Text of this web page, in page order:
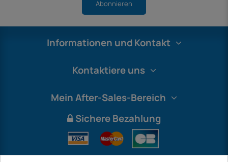
Abonnieren
Informationen und Kontakt
Kontaktiere uns
Mein After-Sales-Bereich
Sichere Bezahlung